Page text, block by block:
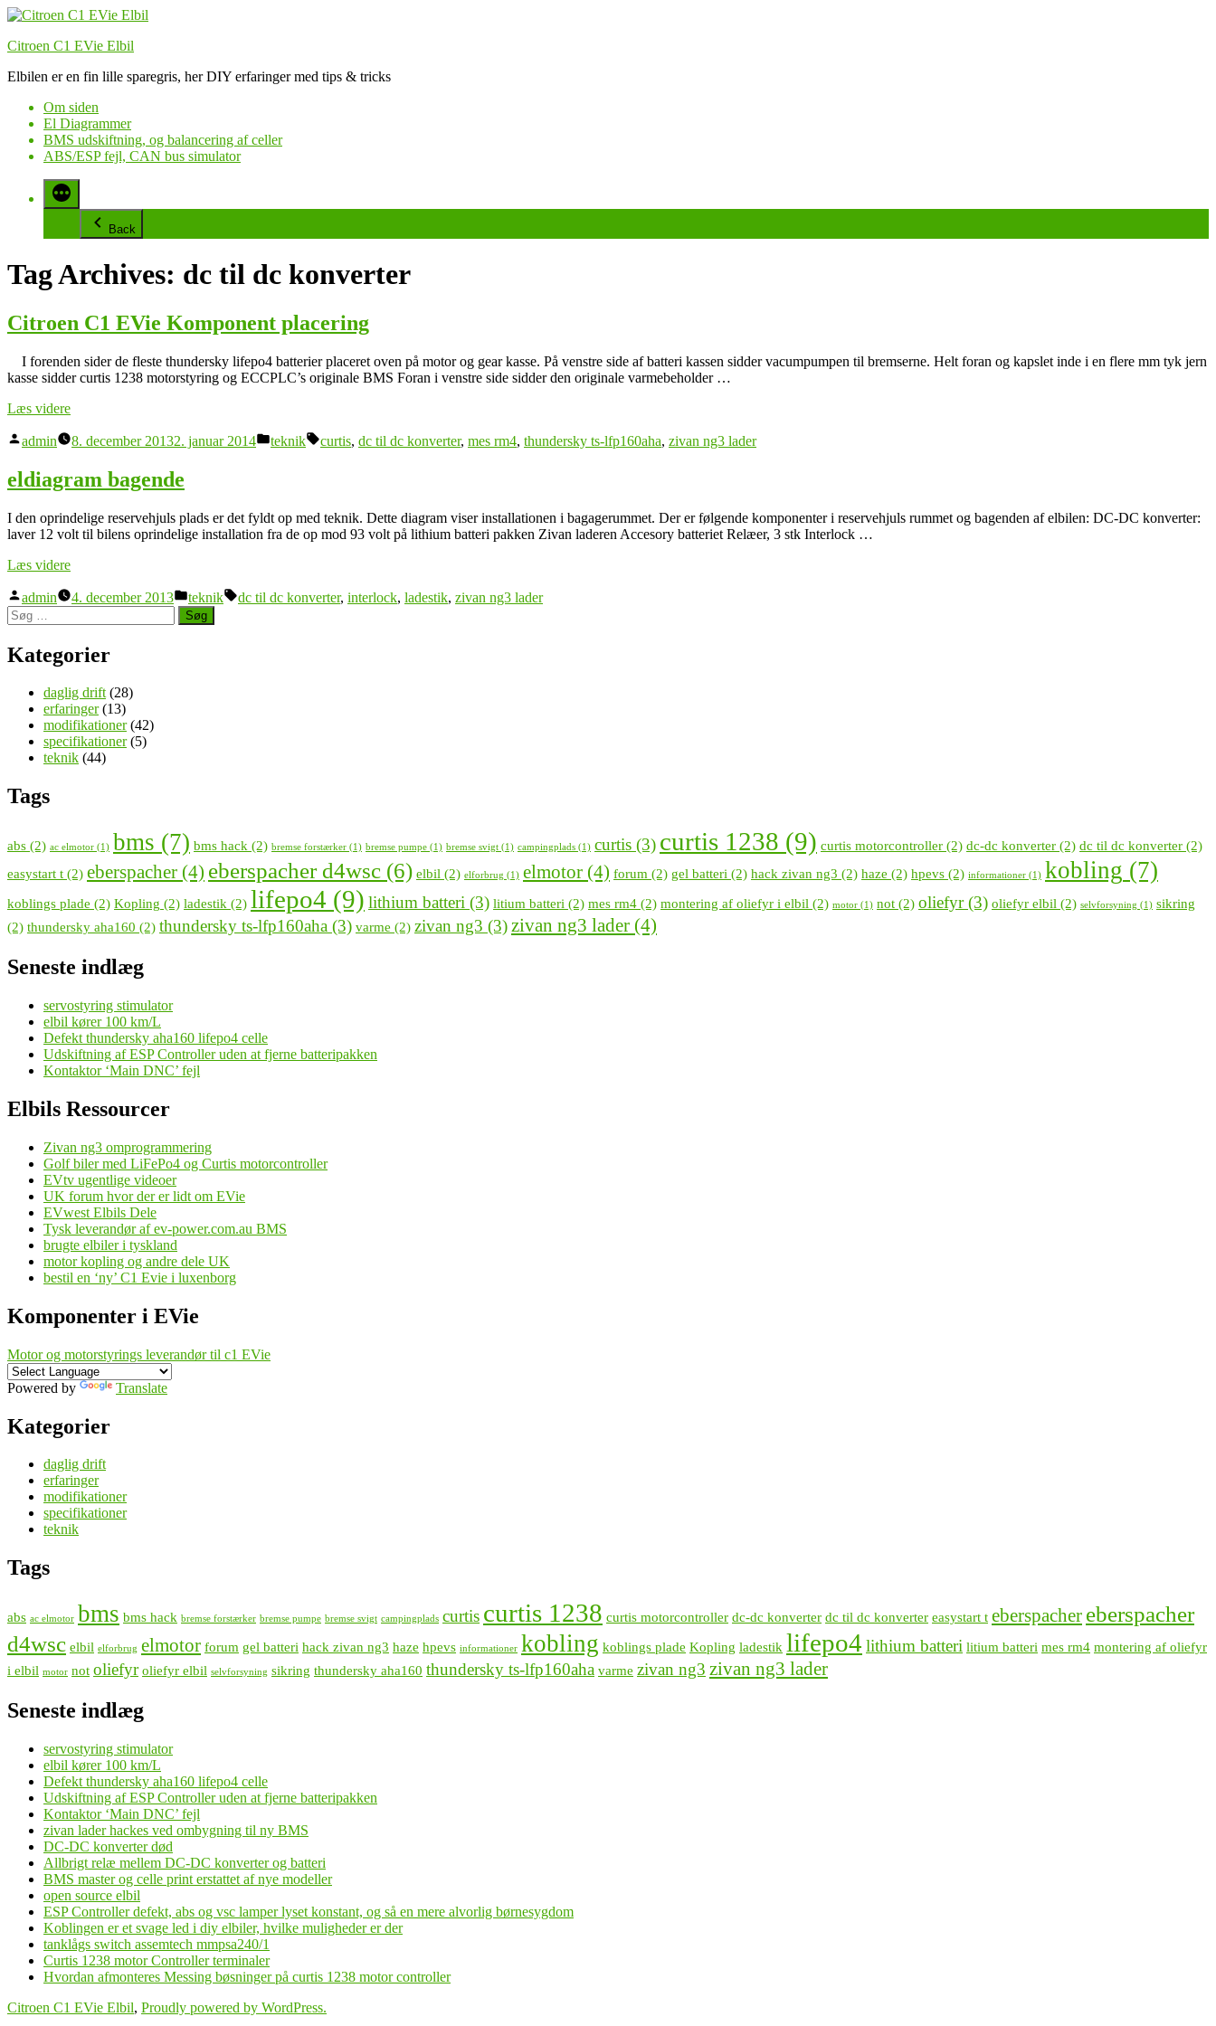
Videre
indhold
Citroen C1 EVie Elbil
Elbilen er en fin lille sparegris, her DIY erfaringer med tips & tricks
Om siden
El Diagrammer
BMS udskiftning, og balancering af celler
ABS/ESP fejl, CAN bus simulator
Back
Tag Archives: dc til dc konverter
Citroen C1 EVie Komponent placering
I forenden sider de fleste thundersky lifepo4 batterier placeret oven på motor og gear kasse. På venstre side af batteri kassen sidder vacumpumpen til bremserne. Helt foran og kapslet inde i en flere mm tyk jern
kasse sidder curtis 1238 motorstyring og ECCPLC’s originale BMS Foran i venstre side sidder den originale varmebeholder …
Læs videre“Citroen
EVie
placering”
Posted
admin 8. december 20132. januar 2014
Posted
teknik Tags:
curtis, dc til dc konverter, mes rm4, thundersky ts-lfp160aha, zivan ng3 lader
eldiagram bagende
I den oprindelige reservehjuls plads er det fyldt op med teknik. Dette diagram viser installationen i bagagerummet. Der er følgende komponenter i reservehjuls rummet og bagenden af elbilen: DC-DC konverter:
laver 12 volt til bilens oprindelige installation fra de op mod 93 volt på lithium batteri pakken Zivan laderen Accesory batteriet Relæer, 3 stk Interlock …
Læs videre“eldiagram
Posted
by
admin 4. december 2013
Posted
in
teknik Tags:
dc til dc konverter, interlock, ladestik, zivan ng3 lader
Søg
efter:
Kategorier
daglig drift(28)
erfaringer(13)
modifikationer(42)
specifikationer(5)
teknik (44)
Tags
abs (2) ac elmotor (1) bms (7) bms hack (2) bremse forstærker (1) bremse pumpe (1) bremse svigt (1) campingplads (1) curtis (3) curtis 1238 (9) curtis motorcontroller (2) dc-dc konverter (2) dc til dc konverter (2)
easystart t (2) eberspacher (4) eberspacher d4wsc (6) elbil (2) elforbrug (1) elmotor (4) forum (2) gel batteri (2) hack zivan ng3 (2) haze (2) hpevs (2) informationer (1) kobling (7)
koblings plade (2) Kopling (2) ladestik (2) lifepo4 (9) lithium batteri (3) litium batteri (2) mes rm4 (2) montering af oliefyr i elbil (2) motor (1) not (2) oliefyr(3) oliefyr elbil (2) selvforsyning (1) sikring
(2) thundersky aha160 (2) thundersky ts-lfp160aha (3) varme (2) zivan ng3 (3)zivan ng3 lader (4)
Seneste indlæg
servostyring stimulator
elbil kører 100 km/L
Defekt thundersky aha160 lifepo4 celle
Udskiftning af ESP Controller uden at fjerne batteripakken
Kontaktor ‘Main DNC’ fejl
Elbils Ressourcer
Zivan ng3 omprogrammering
Golf biler med LiFePo4 og Curtis motorcontroller
EVtv ugentlige videoer
UK forum hvor der er lidt om EVie
EVwest Elbils Dele
Tysk leverandør af ev-power.com.au BMS
brugte elbiler i tyskland
motor kopling og andre dele UK
bestil en ‘ny’ C1 Evie i luxenborg
Komponenter i EVie
Motor og motorstyrings leverandør til c1 EVie
Powered by Translate
Kategorier
daglig drift
erfaringer
modifikationer
specifikationer
teknik
Tags
abs ac elmotor bms bms hack bremse forstærker bremse pumpe bremse svigt campingplads curtis curtis 1238 curtis motorcontroller dc-dc konverter dc til dc konverter easystart t eberspacher eberspacher
d4wsc elbil elforbrug elmotor forum gel batteri hack zivan ng3 haze hpevs informationer kobling koblings plade Kopling ladestik lifepo4 lithium batteri litium batteri mes rm4 montering af oliefyr
i elbil motor not oliefyr oliefyr elbil selvforsyning sikring thundersky aha160 thundersky ts-lfp160aha varme zivan ng3 zivan ng3 lader
Seneste indlæg
servostyring stimulator
elbil kører 100 km/L
Defekt thundersky aha160 lifepo4 celle
Udskiftning af ESP Controller uden at fjerne batteripakken
Kontaktor ‘Main DNC’ fejl
zivan lader hackes ved ombygning til ny BMS
DC-DC konverter død
Allbrigt relæ mellem DC-DC konverter og batteri
BMS master og celle print erstattet af nye modeller
open source elbil
ESP Controller defekt, abs og vsc lamper lyset konstant, og så en mere alvorlig børnesygdom
Koblingen er et svage led i diy elbiler, hvilke muligheder er der
tanklågs switch assemtech mmpsa240/1
Curtis 1238 motor Controller terminaler
Hvordan afmonteres Messing bøsninger på curtis 1238 motor controller
Citroen C1 EVie Elbil, Proudly powered by WordPress.